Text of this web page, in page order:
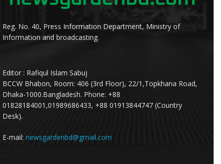
Reg. No. 40, Press Information Department, Ministry of
Information and broadcasting.
Editor : Rafiqul Islam Sabuj
BCCW Bhabon, Room: 406 (3rd Floor), 22/1,Topkhana Road,
Dhaka-1000.Bangladesh. Phone: +88
01828184001,01989686433, +88 01913844747 (Country
Desk).
E-mail: newsgardenbd@gmail.com